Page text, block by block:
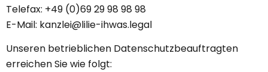
Telefax: +49 (0)69 29 98 98 98
E-Mail: kanzlei@lilie-ihwas.legal‍
Unseren betrieblichen Datenschutzbeauftragten
erreichen Sie wie folgt: